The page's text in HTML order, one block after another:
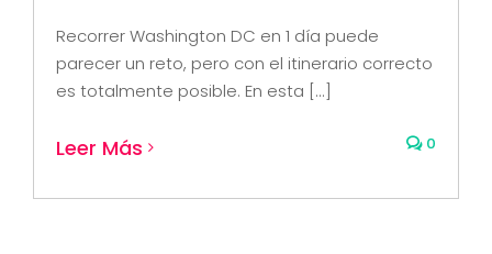
Recorrer Washington DC en 1 día puede
parecer un reto, pero con el itinerario correcto
es totalmente posible. En esta [...]
Leer Más 0